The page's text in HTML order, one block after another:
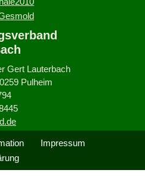
Gert Lauterbach
Pulheim
Impressum